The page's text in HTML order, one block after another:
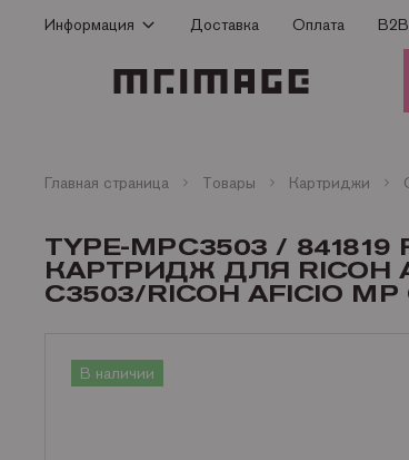
Информация
Доставка
Сертификаты
Контакты
Статьи
Доставка Оплата B2B
Главная страница Товары Картриджи
TYPE-MPC3503 /
КАРТРИДЖ ДЛЯ RICOH
C3503/RICOH AFICIO
В наличии